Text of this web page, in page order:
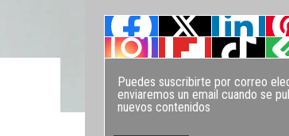
Puedes suscribirte por correo
enviaremos un email cuando se
nuevos contenidos